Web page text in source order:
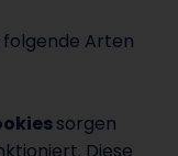
Arten
sorgen